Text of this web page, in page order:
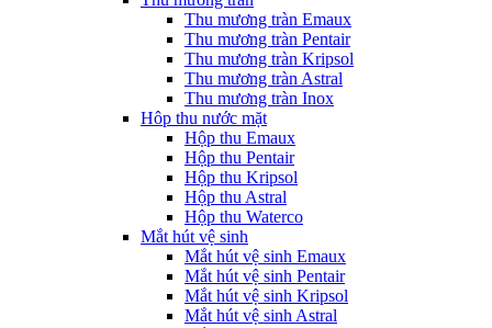
Thu mương tràn Emaux
Thu mương tràn Pentair
Thu mương tràn Kripsol
Thu mương tràn Astral
Thu mương tràn Inox
Hôp thu nước mặt
Hộp thu Emaux
Hộp thu Pentair
Hộp thu Kripsol
Hộp thu Astral
Hộp thu Waterco
Mắt hút vệ sinh
Mắt hút vệ sinh Emaux
Mắt hút vệ sinh Pentair
Mắt hút vệ sinh Kripsol
Mắt hút vệ sinh Astral